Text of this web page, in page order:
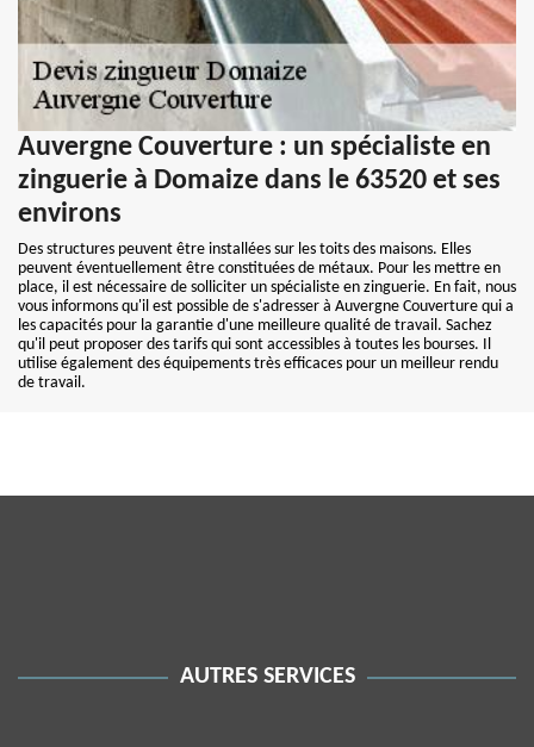
Auvergne Couverture : un spécialiste en
zinguerie à Domaize dans le 63520 et ses
environs
Des structures peuvent être installées sur les toits des maisons. Elles
peuvent éventuellement être constituées de métaux. Pour les mettre en
place, il est nécessaire de solliciter un spécialiste en zinguerie. En fait, nous
vous informons qu'il est possible de s'adresser à Auvergne Couverture qui a
les capacités pour la garantie d'une meilleure qualité de travail. Sachez
qu'il peut proposer des tarifs qui sont accessibles à toutes les bourses. Il
utilise également des équipements très efficaces pour un meilleur rendu
de travail.
AUTRES SERVICES